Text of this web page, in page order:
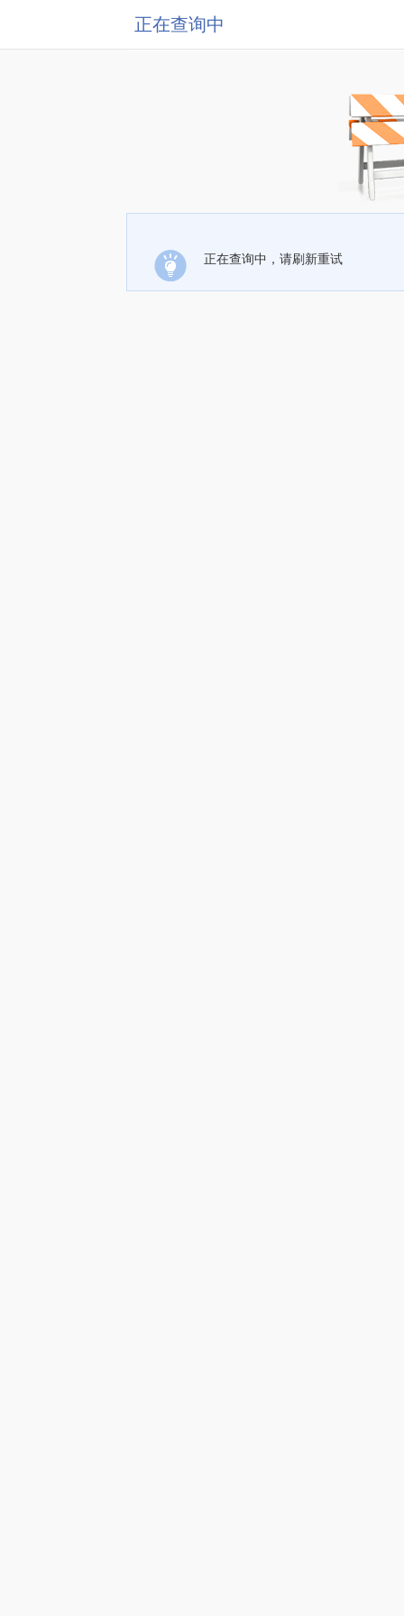
正在查询中
正在查询中，请刷新重试